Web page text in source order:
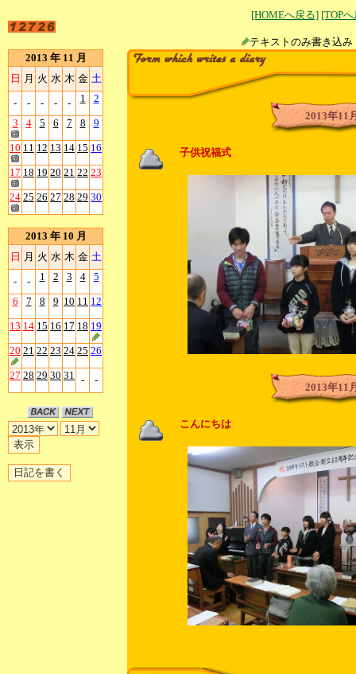
[HOMEへ戻る] [TOP
テキストのみ書
2013 年 11 月
日 月 火 水 木 金 土
- - - - - 1 2
3 4 5 6 7 8 9
10 11 12 13 14 15 16
17 18 19 20 21 22 23
24 25 26 27 28 29 30
2013 年 10 月
日 月 火 水 木 金 土
- - 1 2 3 4 5
6 7 8 9 10 11 12
13 14 15 16 17 18 19
20 21 22 23 24 25 26
27 28 29 30 31 - -
2013年11
子供祝福式
2013年11
こんにちは